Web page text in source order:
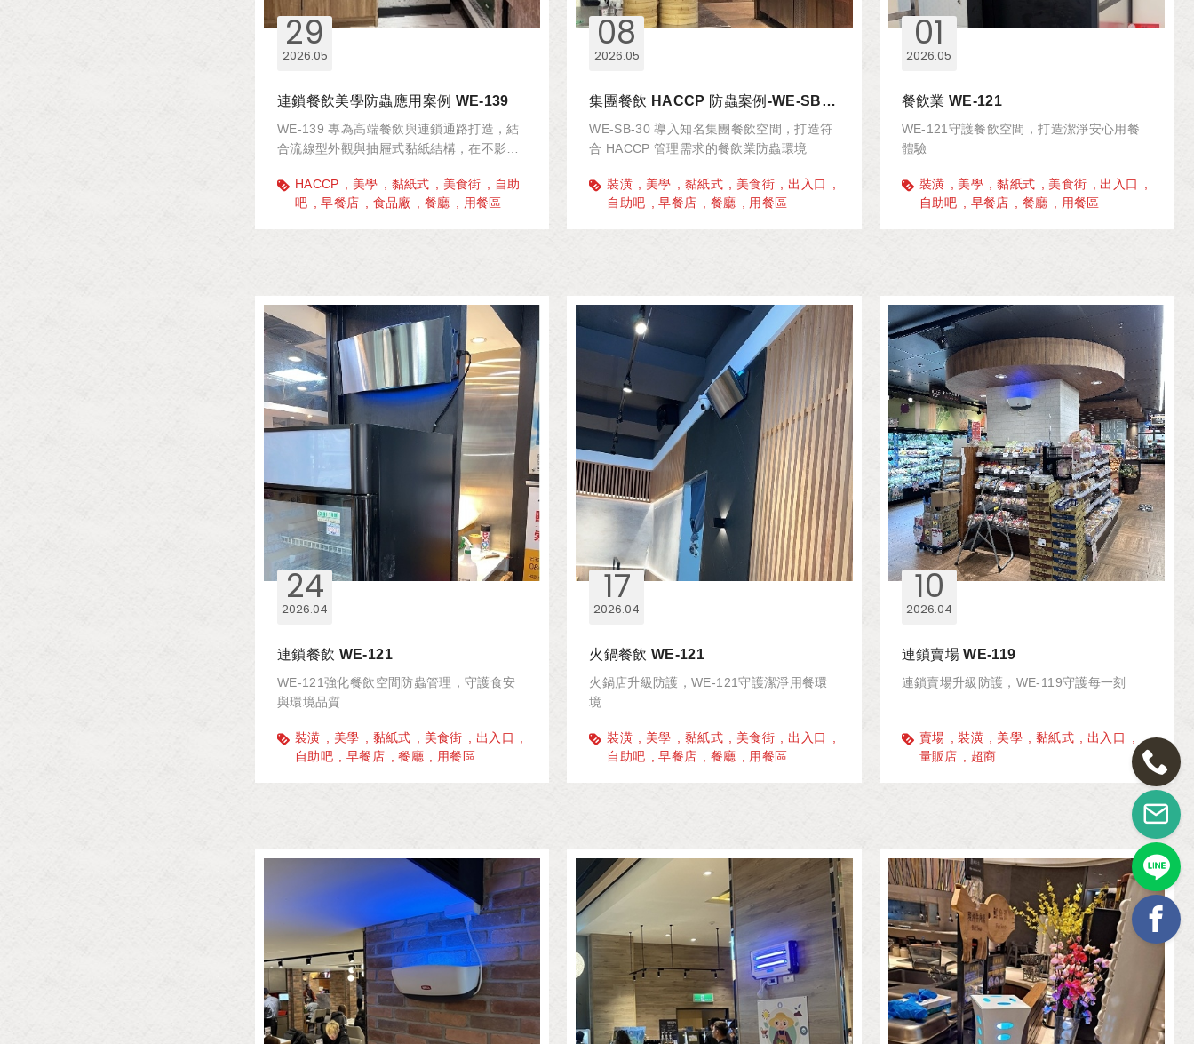
29
05
2026
連鎖餐飲美學防蟲應用案例 WE-139
WE-139 專為高端餐飲與連鎖通路打造，結
合流線型外觀與抽屜式黏紙結構，在不影響
防治方案。
HACCP 美學 黏紙式 美食街
自助
吧
早餐店 食品廠 餐廳 用餐區
08
05
2026
集團餐飲 HACCP 防蟲案例-WE-SB-30
WE-SB-30 導入知名集團餐飲空間，打造符
合 HACCP 管理需求的餐飲業防蟲環境
裝潢 美學 黏紙式 美食街
出入口
自助吧
早餐店 餐廳 用餐區
01
05
2026
餐飲業 WE-121
WE-121守護餐飲空間，打造潔淨安心用餐
體驗
裝潢 美學 黏紙式 美食街
出入口
自助吧
早餐店 餐廳 用餐區
24
04
2026
連鎖餐飲 WE-121
WE-121強化餐飲空間防蟲管理，守護食安
與環境品質
裝潢 美學 黏紙式 美食街
出入口
自助吧
早餐店 餐廳 用餐區
17
04
2026
火鍋餐飲 WE-121
火鍋店升級防護，WE-121守護潔淨用餐環
境
裝潢 美學 黏紙式 美食街
出入口
自助吧
早餐店 餐廳 用餐區
10
04
2026
連鎖賣場 WE-119
連鎖賣場升級防護，WE-119守護每一刻
賣場 裝潢 美學 黏紙式
出入口
量販店
超商